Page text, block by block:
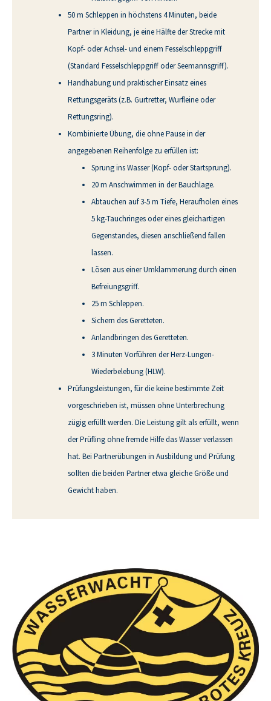
50 m Schleppen in höchstens 4 Minuten, beide
Partner in Kleidung, je eine Hälfte der Strecke mit
Kopf- oder Achsel- und einem Fesselschleppgriff
(Standard Fesselschleppgriff oder Seemannsgriff).
Handhabung und praktischer Einsatz eines
Rettungsgeräts (z.B. Gurtretter, Wurfleine oder
Rettungsring).
Kombinierte Übung, die ohne Pause in der
angegebenen Reihenfolge zu erfüllen ist:
Sprung ins Wasser (Kopf- oder Startsprung).
20 m Anschwimmen in der Bauchlage.
Abtauchen auf 3-5 m Tiefe, Heraufholen eines
5 kg-Tauchringes oder eines gleichartigen
Gegenstandes, diesen anschließend fallen
lassen.
Lösen aus einer Umklammerung durch einen
Befreiungsgriff.
25 m Schleppen.
Sichern des Geretteten.
Anlandbringen des Geretteten.
3 Minuten Vorführen der Herz-Lungen-
Wiederbelebung (HLW).
Prüfungsleistungen, für die keine bestimmte Zeit
vorgeschrieben ist, müssen ohne Unterbrechung
zügig erfüllt werden. Die Leistung gilt als erfüllt, wenn
der Prüfling ohne fremde Hilfe das Wasser verlassen
hat. Bei Partnerübungen in Ausbildung und Prüfung
sollten die beiden Partner etwa gleiche Größe und
Gewicht haben.